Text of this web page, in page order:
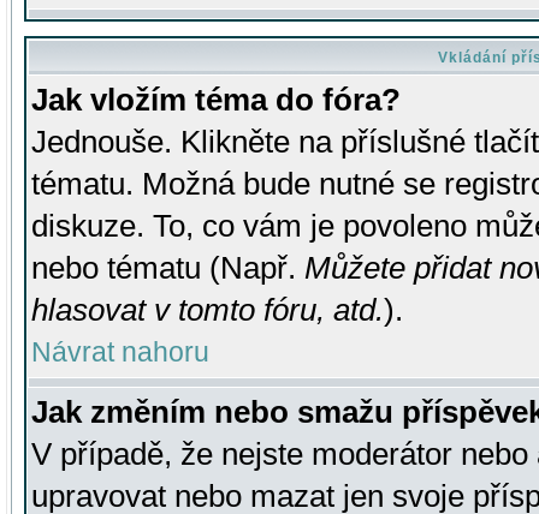
Vkládání
Jak vložím téma do fóra?
Jednouše. Klikněte na příslušné
tématu. Možná bude nutné se
diskuze. To, co vám je povoleno
nebo tématu (Např. Můžete přidat
hlasovat v tomto fóru, atd.).
Návrat nahoru
Jak změním nebo smažu
V případě, že nejste moderátor
upravovat nebo mazat jen svoje